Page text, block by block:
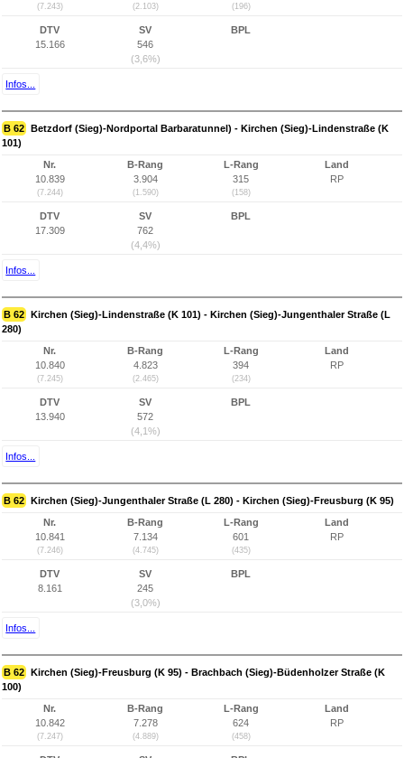
(7.243) (2.103) (196)
DTV
15.166
SV
546
(3,6%)
BPL
Infos...
B 62 Betzdorf (Sieg)-Nordportal Barbaratunnel) - Kirchen (Sieg)-Lindenstraße (K
101)
Nr.
10.839
(7.244)
B-Rang
3.904
(1.590)
L-Rang
315
(158)
Land
RP
DTV
17.309
SV
762
(4,4%)
BPL
Infos...
B 62 Kirchen (Sieg)-Lindenstraße (K 101) - Kirchen (Sieg)-Jungenthaler Straße (L
280)
Nr.
10.840
(7.245)
B-Rang
4.823
(2.465)
L-Rang
394
(234)
Land
RP
DTV
13.940
SV
572
(4,1%)
BPL
Infos...
B 62 Kirchen (Sieg)-Jungenthaler Straße (L 280) - Kirchen (Sieg)-Freusburg (K 95)
Nr.
10.841
(7.246)
B-Rang
7.134
(4.745)
L-Rang
601
(435)
Land
RP
DTV
8.161
SV
245
(3,0%)
BPL
Infos...
B 62 Kirchen (Sieg)-Freusburg (K 95) - Brachbach (Sieg)-Büdenholzer Straße (K
100)
Nr.
10.842
(7.247)
B-Rang
7.278
(4.889)
L-Rang
624
(458)
Land
RP